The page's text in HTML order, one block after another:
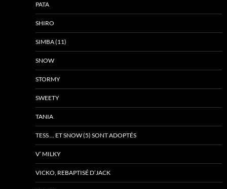
PATA
SHIRO
SIMBA (11)
SNOW
STORMY
SWEETY
TANIA
TESS … ET SNOW (5) SONT ADOPTÉS
V’ MILKY
VICKO, REBAPTISÉ D’JACK